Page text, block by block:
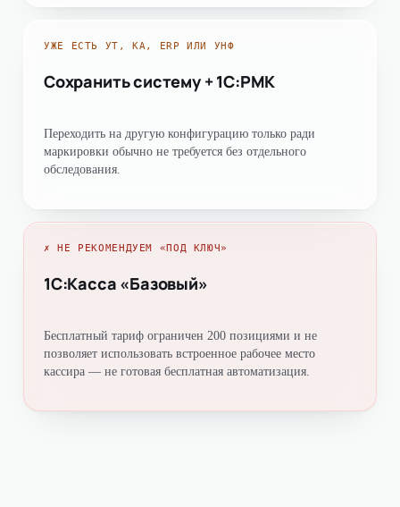
УЖЕ ЕСТЬ УТ, КА, ERP ИЛИ УНФ
Сохранить систему + 1С:РМК
Переходить на другую конфигурацию только ради
маркировки обычно не требуется без отдельного
обследования.
✗НЕ РЕКОМЕНДУЕМ «ПОД КЛЮЧ»
1С:Касса «Базовый»
Бесплатный тариф ограничен 200 позициями и не
позволяет использовать встроенное рабочее место
кассира — не готовая бесплатная автоматизация.